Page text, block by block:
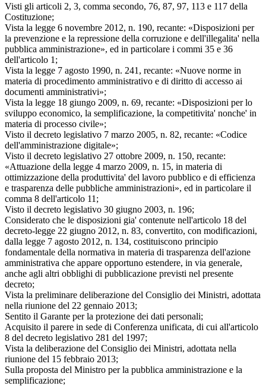
Visti gli articoli 2, 3, comma secondo, 76, 87, 97, 113 e 117 della
Costituzione;
Vista la legge 6 novembre 2012, n. 190, recante: «Disposizioni per
la prevenzione e la repressione della corruzione e dell'illegalita' nella
pubblica amministrazione», ed in particolare i commi 35 e 36
dell'articolo 1;
Vista la legge 7 agosto 1990, n. 241, recante: «Nuove norme in
materia di procedimento amministrativo e di diritto di accesso ai
documenti amministrativi»;
Vista la legge 18 giungo 2009, n. 69, recante: «Disposizioni per lo
sviluppo economico, la semplificazione, la competitivita' nonche' in
materia di processo civile»;
Visto il decreto legislativo 7 marzo 2005, n. 82, recante: «Codice
dell'amministrazione digitale»;
Visto il decreto legislativo 27 ottobre 2009, n. 150, recante:
«Attuazione della legge 4 marzo 2009, n. 15, in materia di
ottimizzazione della produttivita' del lavoro pubblico e di efficienza
e trasparenza delle pubbliche amministrazioni», ed in particolare il
comma 8 dell'articolo 11;
Visto il decreto legislativo 30 giugno 2003, n. 196;
Considerato che le disposizioni gia' contenute nell'articolo 18 del
decreto-legge 22 giugno 2012, n. 83, convertito, con modificazioni,
dalla legge 7 agosto 2012, n. 134, costituiscono principio
fondamentale della normativa in materia di trasparenza dell'azione
amministrativa che appare opportuno estendere, in via generale,
anche agli altri obblighi di pubblicazione previsti nel presente
decreto;
Vista la preliminare deliberazione del Consiglio dei Ministri, adottata
nella riunione del 22 gennaio 2013;
Sentito il Garante per la protezione dei dati personali;
Acquisito il parere in sede di Conferenza unificata, di cui all'articolo
8 del decreto legislativo 281 del 1997;
Vista la deliberazione del Consiglio dei Ministri, adottata nella
riunione del 15 febbraio 2013;
Sulla proposta del Ministro per la pubblica amministrazione e la
semplificazione;